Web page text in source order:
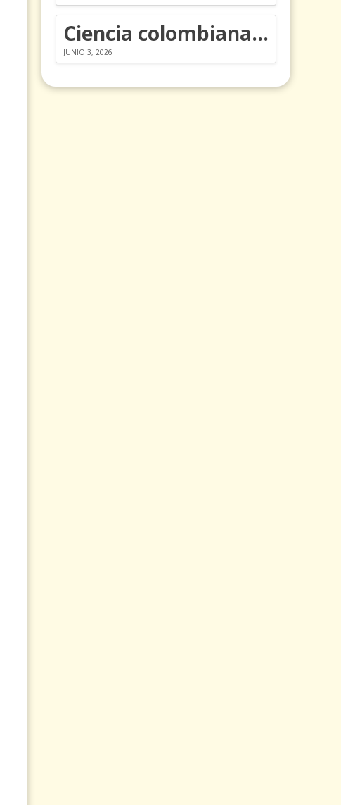
Ciencia colombiana en la revolución de los órganos en chips
JUNIO 3, 2026